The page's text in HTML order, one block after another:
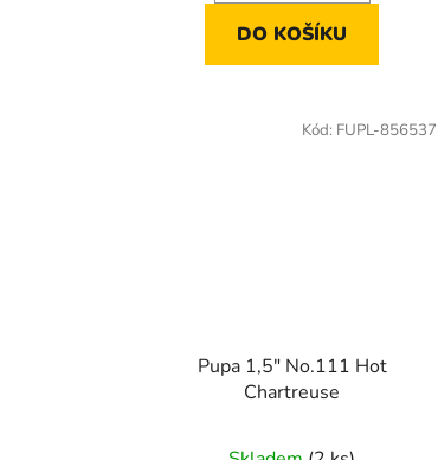
DO KOŠÍKU
Pupa 1,5" No.111 Hot
Chartreuse
Kód: FUPL-856537